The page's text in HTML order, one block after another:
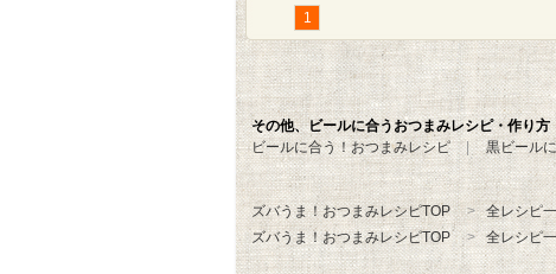
1
その他、ビールに合うおつまみレシピ・作り方
ビールに合う！おつまみレシピ
黒ビール
ズバうま！おつまみレシピTOP 全レシピ
ズバうま！おつまみレシピTOP
全レシピ